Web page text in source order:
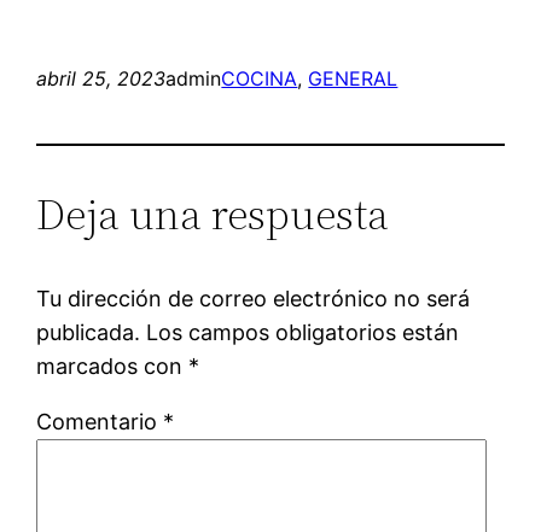
abril 25, 2023adminCOCINA, GENERAL
Deja una respuesta
Tu dirección de correo electrónico no será
publicada. Los campos obligatorios están
marcados con *
Comentario *